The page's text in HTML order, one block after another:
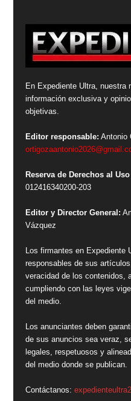
En Expediente Ultra, nuestra
información exclusiva y
objetivas.
Editor responsable: Antonio
Reserva de Derechos al
012416340200-203
Editor y Director General:
Vázquez
Los firmantes en Expediente
responsables de sus
veracidad de los contenidos,
cumpliendo con las leyes
del medio.
Los anunciantes deben
de sus anuncios sea veraz,
legales, respetuosos y
del medio donde se publican.
Contáctanos: